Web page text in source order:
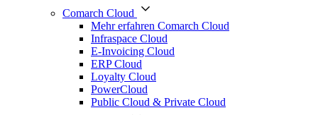
Comarch Cloud
Mehr erfahren Comarch Cloud
Infraspace Cloud
E-Invoicing Cloud
ERP Cloud
Loyalty Cloud
PowerCloud
Public Cloud & Private Cloud